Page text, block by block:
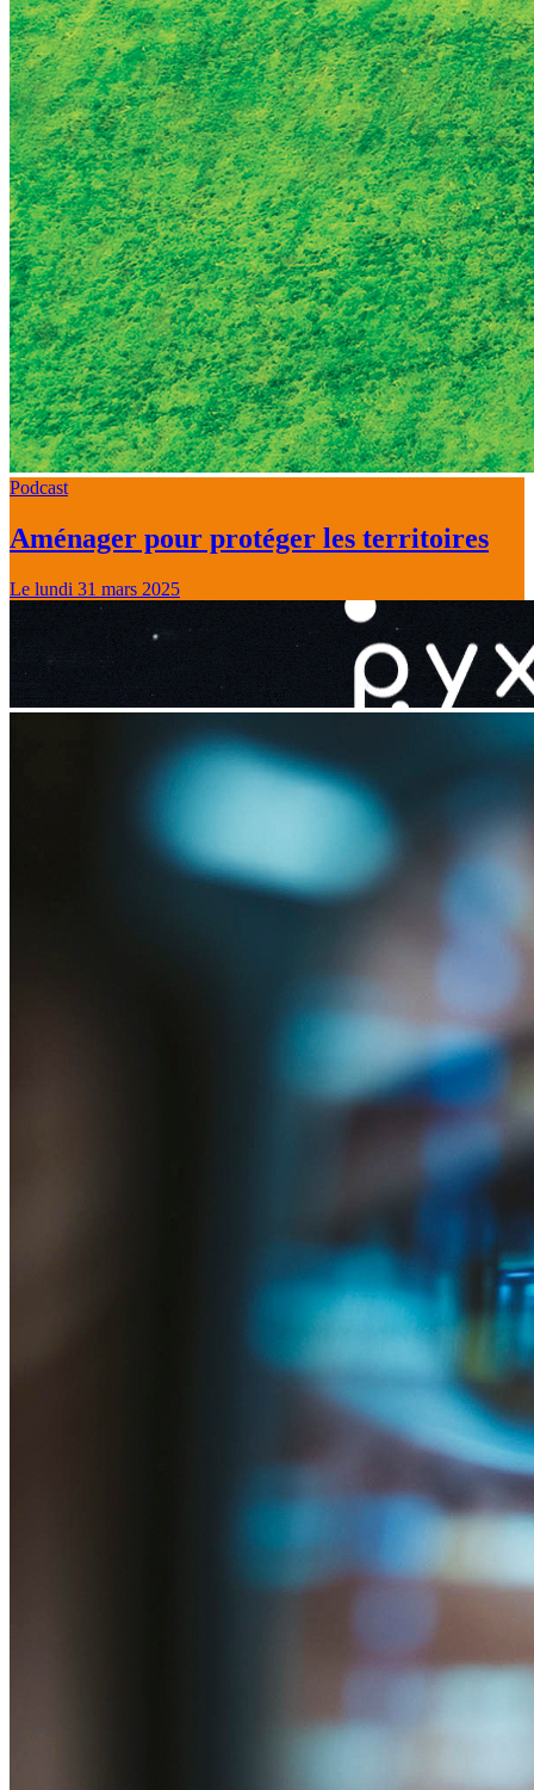
Podcast
Aménager pour protéger les territoires
Le lundi 31 mars 2025